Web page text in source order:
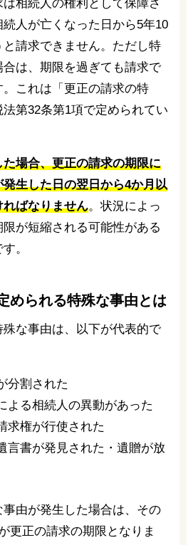
相続人の権利として保障さ
人が亡くなった日から5年10
請求できません。ただし特
は、期限を過ぎても請求で
これは「更正の請求の特
第32条第1項で定められてい
場合、更正の請求の期限に
生した日の翌日から4か月以
ばなりません。状況によっ
が短縮される可能性がある
。
められる特殊な事由とは
な事由は、以下が代表的で
分割された
よる相続人の異動があった
求権が行使された
言書が発見された・遺贈が放
由が発生した場合は、その
更正の請求の期限となりま